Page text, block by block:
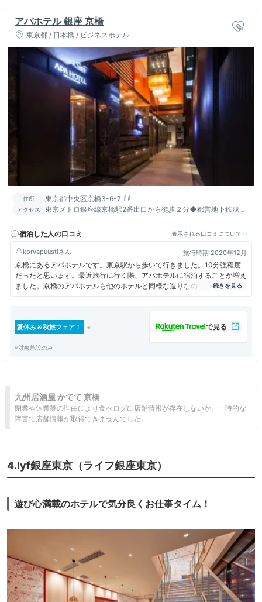
アパホテル 銀座 京橋
東京都 / 日本橋 / ビジネスホテル
住所 東京都中央区京橋3-6-7
アクセス
東京メトロ銀座線京橋駅2番出口から徒歩２分◆都営地下鉄浅草
宿泊した人の口コミ
表示される口コミについて
korvapuusti 旅行時期 2020年12月
京橋にあるアパホテルです。東京駅から歩いて行きました。10分強程度
だったと思います。最近旅行に行く際、アパホテルに宿泊することが増え
ました。京橋のアパホテルも他のホテルと同様な造りなので初めてでも安
心で、使い易く感じました。東京観光にお勧めです。
夏休み＆秋旅フェア！
※対象施設のみ
九州居酒屋 かてて 京橋
閉業や休業等の理由により食べログに店舗情報が存在しないか、一時的な
障害で店舗情報が取得できませんでした。
4.lyf銀座東京（ライフ銀座東京）
遊び心満載のホテルで気分良くお仕事タイム！